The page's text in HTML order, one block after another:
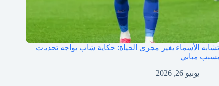
تشابه الأسماء يغير مجرى الحياة: حكاية شاب يواجه تحديات
بسبب مبابي
يونيو 26, 2026